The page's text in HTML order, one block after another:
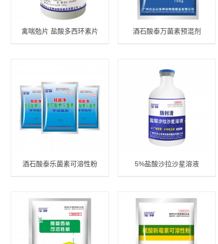
禽喘勊片 盐酸多西环素片 酒石酸泰万菌素预混剂
酒石酸泰乐菌素可溶性粉 5%盐酸沙拉沙星溶液